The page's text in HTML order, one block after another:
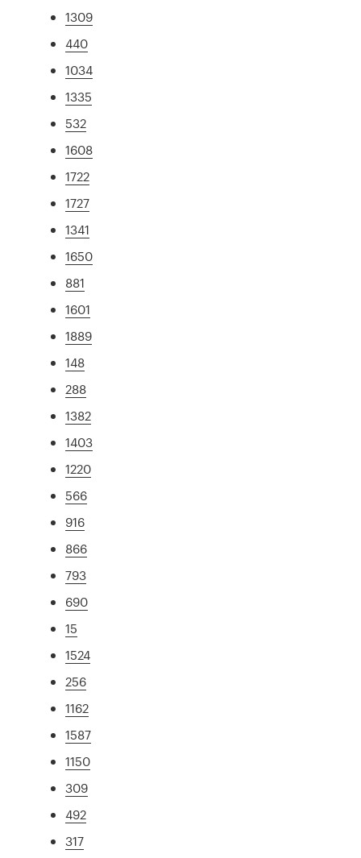
1309
440
1034
1335
532
1608
1722
1727
1341
1650
881
1601
1889
148
288
1382
1403
1220
566
916
866
793
690
15
1524
256
1162
1587
1150
309
492
317